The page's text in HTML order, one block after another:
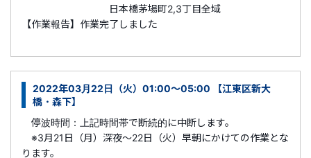
日本橋茅場町2,3丁目全域
【作業報告】作業完了しました
2022年03月22日（火）01:00～05:00 【江東区新大
橋・森下】
停波時間：上記時間帯で断続的に中断します。
※3月21日（月）深夜～22日（火）早朝にかけての作業とな
ります。